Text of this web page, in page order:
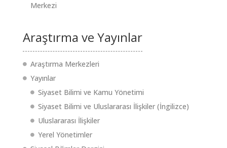
Merkezi
Araştırma ve Yayınlar
Araştırma Merkezleri
Yayınlar
Siyaset Bilimi ve Kamu Yönetimi
Siyaset Bilimi ve Uluslararası İlişkiler (İngilizce)
Uluslararası İlişkiler
Yerel Yönetimler